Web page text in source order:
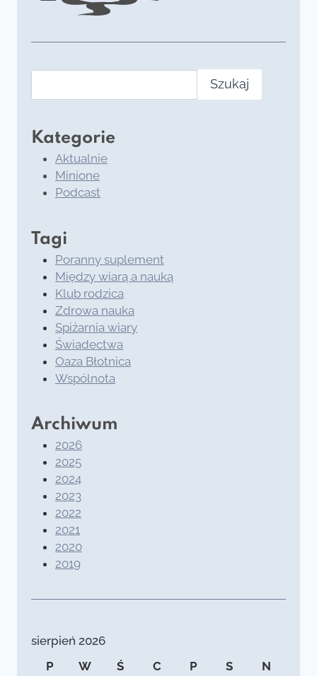
Szukaj
Kategorie
Aktualnie
Minione
Podcast
Tagi
Poranny suplement
Między wiarą a nauką
Klub rodzica
Zdrowa nauka
Spiżarnia wiary
Świadectwa
Oaza Błotnica
Wspólnota
Archiwum
2026
2025
2024
2023
2022
2021
2020
2019
sierpień 2026
P
W Ś C P S N